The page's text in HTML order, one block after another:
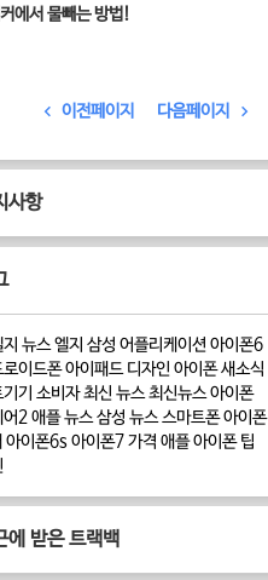
에서 물빼는 방법!
이전페이지 다음페이지
사항
지 뉴스엘지 삼성 어플리케이션아이폰6
로이드폰아이패드 디자인아이폰 새소식
기 소비자최신 뉴스최신뉴스아이폰
어2애플 뉴스삼성 뉴스스마트폰아이폰
아이폰6s아이폰7가격 애플아이폰 팁
에 받은 트랙백